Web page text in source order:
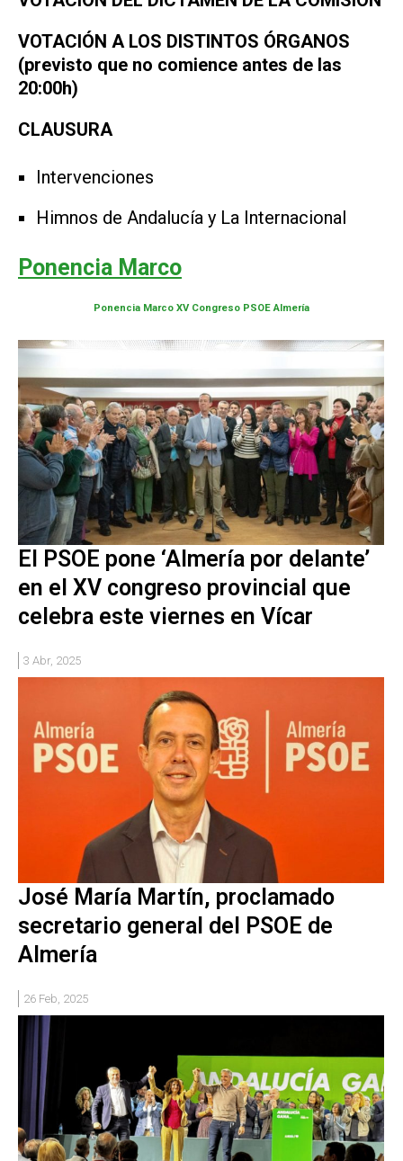
VOTACIÓN A LOS DISTINTOS ÓRGANOS
(previsto que no comience antes de las
20:00h)
CLAUSURA
Intervenciones
Himnos de Andalucía y La Internacional
Ponencia Marco
Ponencia Marco XV Congreso PSOE Almería
El PSOE pone ‘Almería por delante’
en el XV congreso provincial que
celebra este viernes en Vícar
3 Abr, 2025
José María Martín, proclamado
secretario general del PSOE de
Almería
26 Feb, 2025